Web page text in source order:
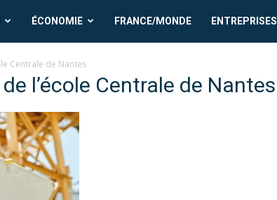
ÉCONOMIE FRANCE/MONDE ENTREPRISES
Centrale de Nantes
l’école Centrale de Nantes